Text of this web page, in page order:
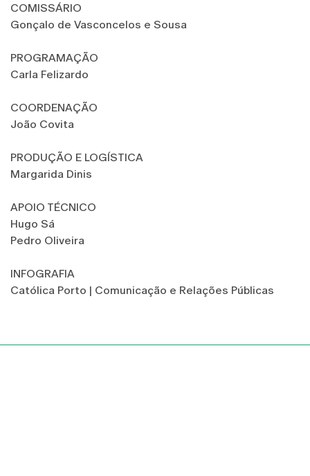
COMISSÁRIO
Gonçalo de Vasconcelos e Sousa
PROGRAMAÇÃO
Carla Felizardo
COORDENAÇÃO
João Covita
PRODUÇÃO E LOGÍSTICA
Margarida Dinis
APOIO TÉCNICO
Hugo Sá
Pedro Oliveira
INFOGRAFIA
Católica Porto | Comunicação e Relações Públicas